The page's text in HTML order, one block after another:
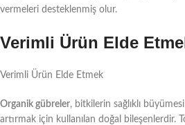
vermeleri desteklenmiş olur.
Verimli Ürün Elde
Verimli Ürün Elde Etmek
Organik gübreler, bitkilerin sağlıklı
artırmak için kullanılan doğal bileşenlerdir.